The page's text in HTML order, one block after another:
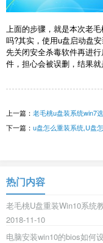
上面的步骤，就是本次老
吗?其实，使用u盘启动盘
先关闭安全杀毒软件再进
件，担心会被误删，结果就
上一篇： 老毛桃u盘装系统win7
下一篇： u盘怎么重装系统,U盘
热门内容
老毛桃U盘重装Win10系统
2018-11-10
电脑安装win10的bios如何